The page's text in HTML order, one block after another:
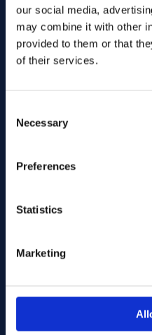
our social media,
may combine it with other
provided to them or that
of their services.
Selection
Necessary
Preferences
Statistics
Marketing
Associerade produkter